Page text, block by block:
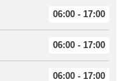
06:00 - 17:00
06:00 - 17:00
06:00 - 17:00